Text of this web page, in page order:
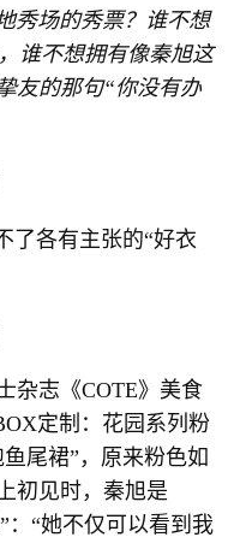
秀场的秀票？谁不想
谁不想拥有像秦旭这
友的那句“你没有办
了各有主张的“好衣
杂志《COTE》美食
定制：花园系列粉
尾裙”，原来粉色如
初见时，秦旭是
：“她不仅可以看到我